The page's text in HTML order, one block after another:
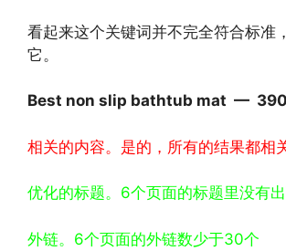
看起来这个关键词并不完全符合标准
它。
Best non slip bathtub mat — 390
相关的内容。是的，所有的结果都相
优化的标题。6个页面的标题里没有出
外链。6个页面的外链数少于30个